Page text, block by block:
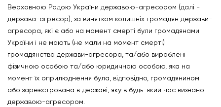
Верховною Радою України державою-агресором (далі -
держава-агресор), за винятком колишніх громадян держави-
агресора, які є або на момент смерті були громадянами
України і не мають (не мали на момент смерті)
громадянства держави-агресора, та/або вироблені
фізичною особою та/або юридичною особою, яка на
момент їх оприлюднення була, відповідно, громадянином
або зареєстрована в державі, яку в будь-який час визнано
державою-агресором.